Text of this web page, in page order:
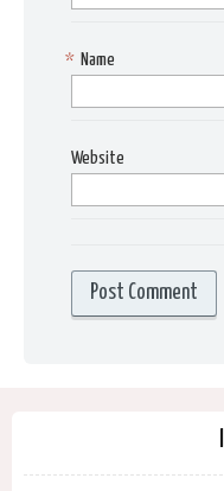
Name
*
Website